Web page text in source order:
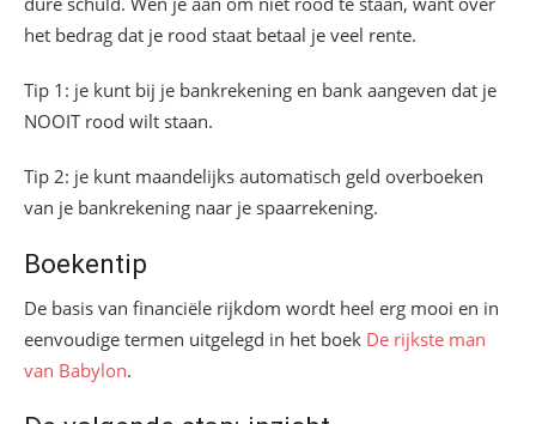
het bedrag dat je rood staat betaal je veel rente.
Tip 1: je kunt bij je bankrekening en bank aangeven dat je
NOOIT rood wilt staan.
Tip 2: je kunt maandelijks automatisch geld overboeken
van je bankrekening naar je spaarrekening.
Boekentip
De basis van financiële rijkdom wordt heel erg mooi en in
eenvoudige termen uitgelegd in het boek De rijkste man
van Babylon.